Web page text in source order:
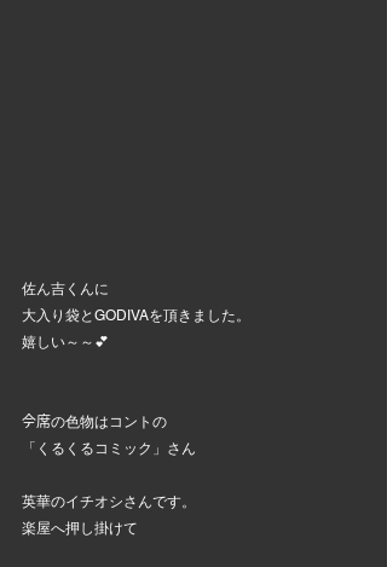
佐ん吉くんに
大入り袋とGODIVAを頂きました。
嬉しい～～💕
𫝆󠄁席の色物はコントの
「くるくるコミック」さん
英華のイチオシさんです。
楽屋へ押し掛けて